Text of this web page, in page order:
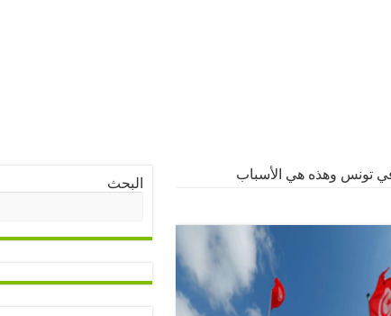
تونس وهذه هي الأسباب
البحث